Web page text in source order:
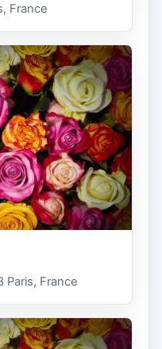
France
Paris, France